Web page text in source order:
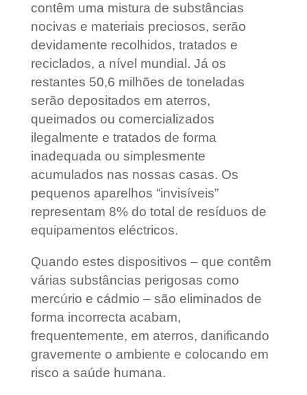
contêm uma mistura de substâncias
nocivas e materiais preciosos, serão
devidamente recolhidos, tratados e
reciclados, a nível mundial. Já os
restantes 50,6 milhões de toneladas
serão depositados em aterros,
queimados ou comercializados
ilegalmente e tratados de forma
inadequada ou simplesmente
acumulados nas nossas casas. Os
pequenos aparelhos “invisíveis”
representam 8% do total de resíduos de
equipamentos eléctricos.
Quando estes dispositivos – que contêm
várias substâncias perigosas como
mercúrio e cádmio – são eliminados de
forma incorrecta acabam,
frequentemente, em aterros, danificando
gravemente o ambiente e colocando em
risco a saúde humana.